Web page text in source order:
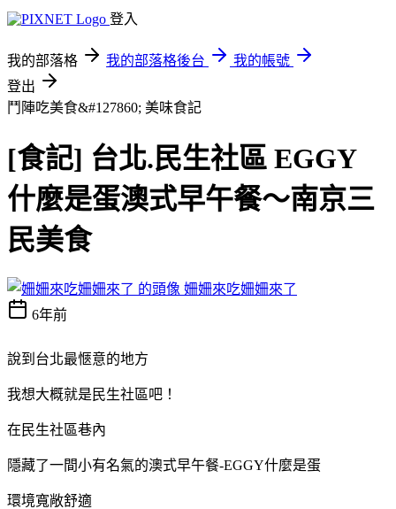
登入
我的部落格 我的部落格後台
我的帳號
登出
鬥陣吃美食&#127860; 美味食記
[食記] 台北.民生社區 EGGY
什麼是蛋澳式早午餐～南京三
民美食
姍姍來吃姍姍來了
6年前
說到台北最愜意的地方
我想大概就是民生社區吧！
在民生社區巷內
隱藏了一間小有名氣的澳式早午餐-EGGY什麼是蛋
環境寬敞舒適